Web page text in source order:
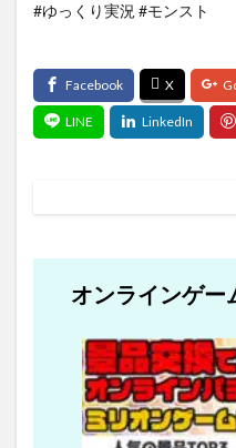
#ゆっくり実況 #モンスト
オンラインゲー